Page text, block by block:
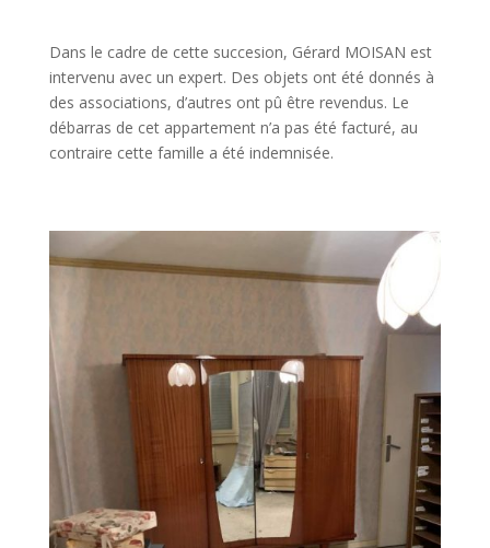
Dans le cadre de cette succesion, Gérard MOISAN est
intervenu avec un expert. Des objets ont été donnés à
des associations, d’autres ont pû être revendus. Le
débarras de cet appartement n’a pas été facturé, au
contraire cette famille a été indemnisée.